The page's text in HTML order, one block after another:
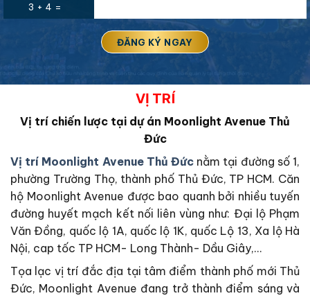
3 + 4 =
VỊ TRÍ
Vị trí chiến lược tại dự án Moonlight Avenue Thủ
Đức
Vị trí Moonlight Avenue Thủ Đức nằm tại đường số 1,
phường Trường Thọ, thành phố Thủ Đức, TP HCM. Căn
hộ Moonlight Avenue được bao quanh bởi nhiều tuyến
đường huyết mạch kết nối liên vùng như: Đại lộ Phạm
Văn Đồng, quốc lộ 1A, quốc lộ 1K, quốc Lộ 13, Xa lộ Hà
Nội, cap tốc TP HCM- Long Thành- Dầu Giây,…
Tọa lạc vị trí đắc địa tại tâm điểm thành phố mới Thủ
Đức, Moonlight Avenue đang trở thành điểm sáng và